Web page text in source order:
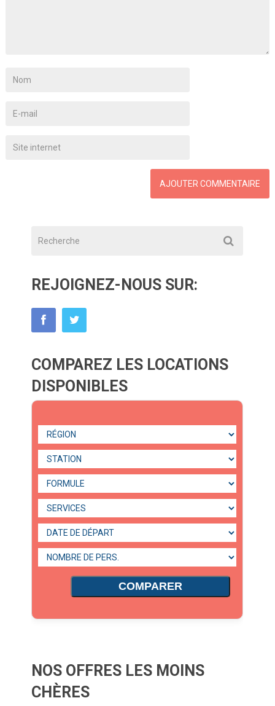
REJOIGNEZ-NOUS SUR:
COMPAREZ LES LOCATIONS
DISPONIBLES
COMPARER
NOS OFFRES LES MOINS
CHÈRES